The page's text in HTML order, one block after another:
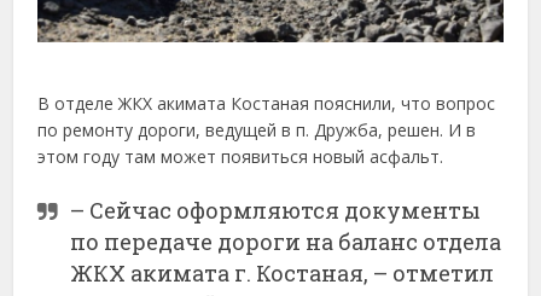
В отделе ЖКХ акимата Костаная пояснили, что вопрос
по ремонту дороги, ведущей в п. Дружба, решен. И в
этом году там может появиться новый асфальт.
– Сейчас оформляются документы
по передаче дороги на баланс отдела
ЖКХ акимата г. Костаная, – отметил